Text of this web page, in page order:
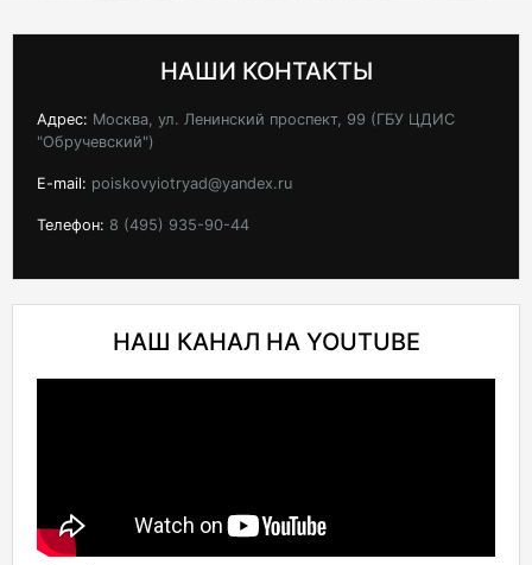
НАШИ КОНТАКТЫ
Адрес: Москва, ул. Ленинский проспект, 99 (ГБУ ЦДИС
"Обручевский")
E-mail: poiskovyiotryad@yandex.ru
Телефон: 8 (495) 935-90-44
НАШ КАНАЛ НА YOUTUBE